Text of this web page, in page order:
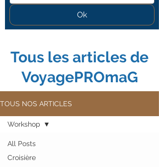
Ok
Tous les articles de
VoyagePROmaG
TOUS NOS ARTICLES
All Posts
Croisière
Workshop